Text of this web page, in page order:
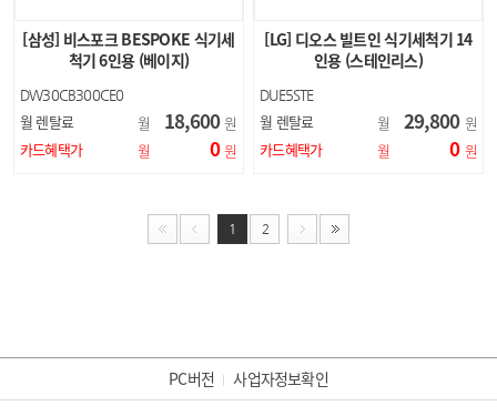
[삼성] 비스포크 BESPOKE 식기세
척기 6인용 (베이지)
DW30CB300CE0
월 렌탈료 월 18,600 원
카드혜택가
월 0 원
[LG] 디오스 빌트인 식기세척기 14
인용 (스테인리스)
DUE5STE
월 렌탈료 월 29,800 원
카드혜택가
월 0 원
1 2
PC버전 사업자정보확인